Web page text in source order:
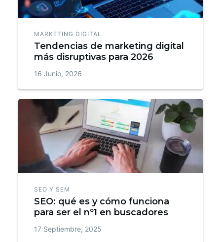
MARKETING DIGITAL
Tendencias de marketing digital
más disruptivas para 2026
16 Junio, 2026
SEO Y SEM
SEO: qué es y cómo funciona
para ser el nº1 en buscadores
17 Septiembre, 2025